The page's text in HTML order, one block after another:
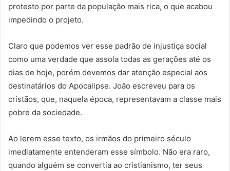
protesto por parte da população mais rica, o que acabou
impedindo o projeto.
Claro que podemos ver esse padrão de injustiça social
como uma verdade que assola todas as gerações até os
dias de hoje, porém devemos dar atenção especial aos
destinatários do Apocalipse. João escreveu para os
cristãos, que, naquela época, representavam a classe mais
pobre da sociedade.
Ao lerem esse texto, os irmãos do primeiro século
imediatamente entenderam esse símbolo. Não era raro,
quando alguém se convertia ao cristianismo, ter seus